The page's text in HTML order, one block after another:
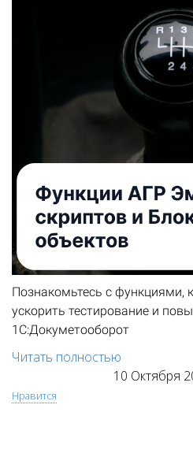
Познакомьтесь с функциями,
ускорить тестирование и
1С:Докуметооборот
Читать полностью
10 Октября
Нравится